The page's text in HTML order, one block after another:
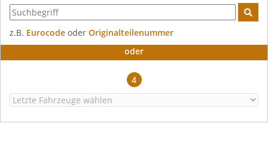
z.B. Eurocode oder Originalteilenummer
oder
4